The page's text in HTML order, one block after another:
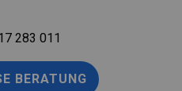
283 011
BERATUNG